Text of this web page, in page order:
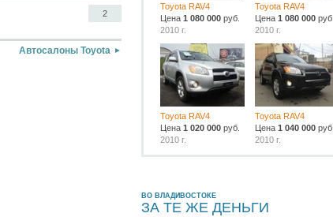
2
Автосалоны Toyota
Toyota RAV4
Цена1 080 000 руб.
2010 г.
Toyota RAV4
Цена1 080 000 руб.
2010 г.
Toyota RAV4
Цена1 020 000 руб.
2010 г.
Toyota RAV4
Цена1 040 000 руб.
2010 г.
ВО ВЛАДИВОСТОКЕ
ЗА ТЕ ЖЕ ДЕНЬГИ